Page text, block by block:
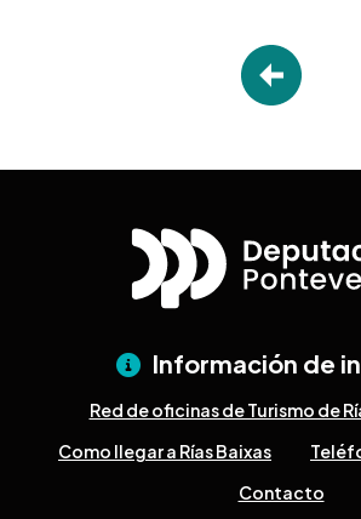
Información de
Red de oficinas de Turismo de
Como llegar a Rías Baixas
Contacto